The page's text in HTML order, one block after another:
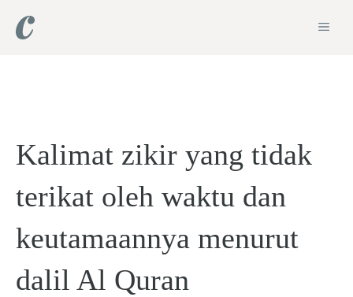
Kalimat zikir yang tidak
terikat oleh waktu dan
keutamaannya menurut
dalil Al Quran